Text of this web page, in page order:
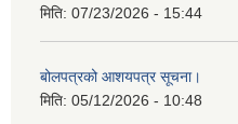
मिति: 07/23/2026 - 15:44
बोलपत्रको आशयपत्र सूचना।
मिति: 05/12/2026 - 10:48